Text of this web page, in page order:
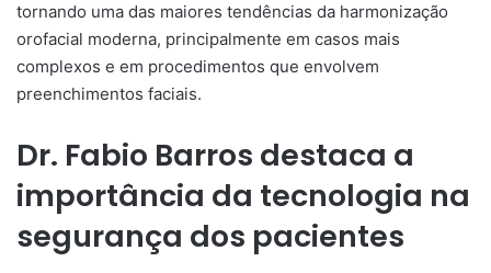
tornando uma das maiores tendências da harmonização
orofacial moderna, principalmente em casos mais
complexos e em procedimentos que envolvem
preenchimentos faciais.
Dr. Fabio Barros destaca a
importância da tecnologia na
segurança dos pacientes